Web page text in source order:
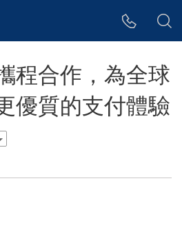
程合作，為全球
優質的支付體驗